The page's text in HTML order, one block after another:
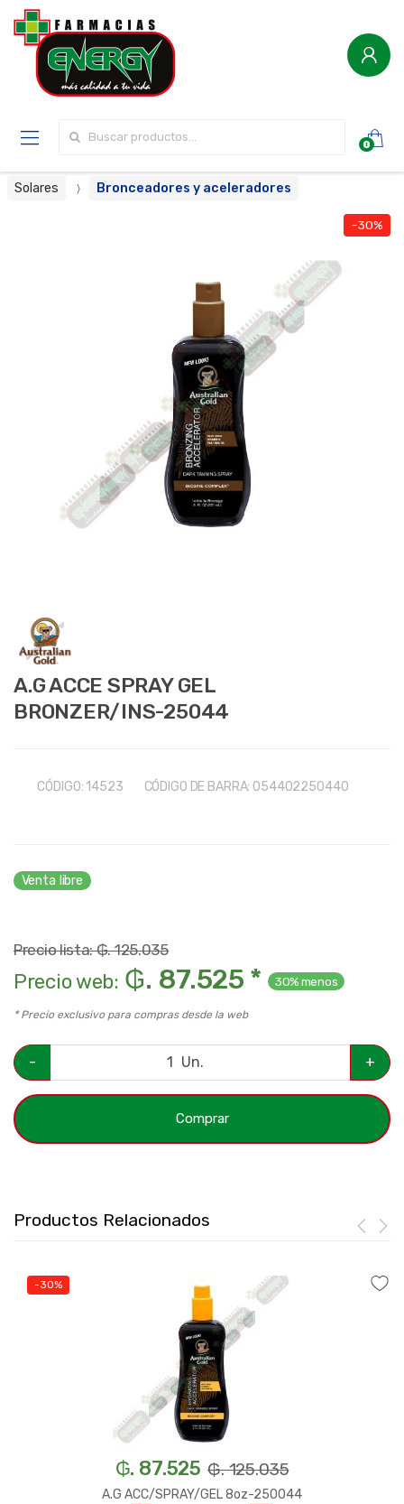
0
Solares Bronceadores y aceleradores
-30%
A.G ACCE SPRAY GEL
BRONZER/INS-25044
CÓDIGO: 14523 CÓDIGO DE BARRA: 054402250440
Venta libre
Precio lista: ₲. 125.035
Precio web: ₲. 87.525 * 30% menos
* Precio exclusivo para compras desde la web
- Un. +
Comprar
Productos Relacionados
-30%
₲. 87.525 ₲. 125.035
A.G ACC/SPRAY/GEL 8oz-250044